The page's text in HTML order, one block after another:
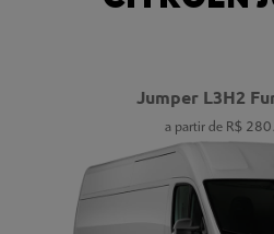
Jumper L3H2
a partir de R$